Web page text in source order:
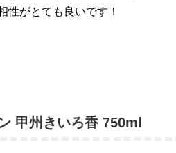
性がとても良いです！
甲州きいろ香 750ml